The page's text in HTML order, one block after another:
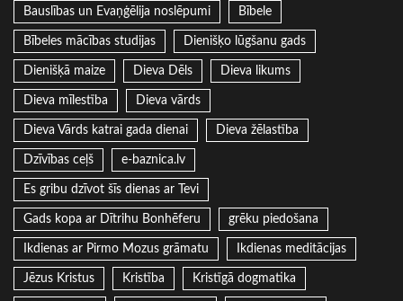
Bauslības un Evaņģēlija noslēpumi Bībele
Bībeles mācības studijas Dienišķo lūgšanu gads
Dienišķā maize Dieva Dēls Dieva likums
Dieva mīlestība Dieva vārds
Dieva Vārds katrai gada dienai Dieva žēlastība
Dzīvības ceļš e-baznica.lv
Es gribu dzīvot šīs dienas ar Tevi
Gads kopa ar Dītrihu Bonhēferu grēku piedošana
Ikdienas ar Pirmo Mozus grāmatu Ikdienas meditācijas
Jēzus Kristus Kristība Kristīgā dogmatika